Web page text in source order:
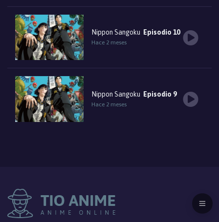
Nippon Sangoku Episodio 10
Hace 2 meses
Nippon Sangoku Episodio 9
Hace 2 meses
Nippon Sangoku